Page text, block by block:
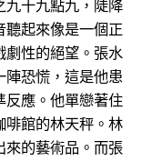
九十九點九，陡降
聽起來像是一個正
劇性的絕望。張水
陣恐慌，這是他患
反應。他單戀著住
啡館的林天秤。林
來的藝術品。而張